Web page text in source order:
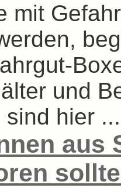
mit
und
hier ...
aus